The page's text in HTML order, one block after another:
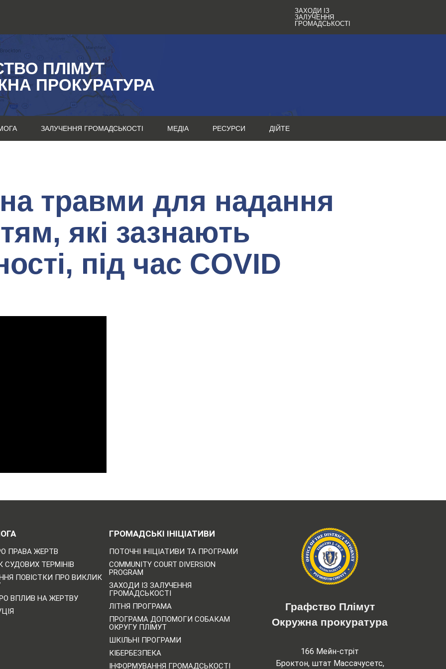
ЗАХОДИ ІЗ
ЗАЛУЧЕННЯ
ГРОМАДСЬКОСТІ
ПЛІМУТ
ПРОКУРАТУРА
ЗАЛУЧЕННЯ ГРОМАДСЬКОСТІ МЕДІА РЕСУРСИ ДІЙТЕ
травми для надання
які зазнають
під час COVID
ПРАВА ЖЕРТВ
СУДОВИХ ТЕРМІНІВ
ПОВІСТКИ ПРО ВИКЛИК
ВПЛИВ НА ЖЕРТВУ
ГРОМАДСЬКІ ІНІЦІАТИВИ
ПОТОЧНІ ІНІЦІАТИВИ ТА ПРОГРАМИ
COMMUNITY COURT DIVERSION
PROGRAM
ЗАХОДИ ІЗ ЗАЛУЧЕННЯ
ГРОМАДСЬКОСТІ
ЛІТНЯ ПРОГРАМА
ПРОГРАМА ДОПОМОГИ СОБАКАМ
ОКРУГУ ПЛІМУТ
ШКІЛЬНІ ПРОГРАМИ
КІБЕРБЕЗПЕКА
ІНФОРМУВАННЯ ГРОМАДСЬКОСТІ
Графство Плімут
Окружна прокуратура
166 Мейн-стріт
Броктон, штат Массачусетс,